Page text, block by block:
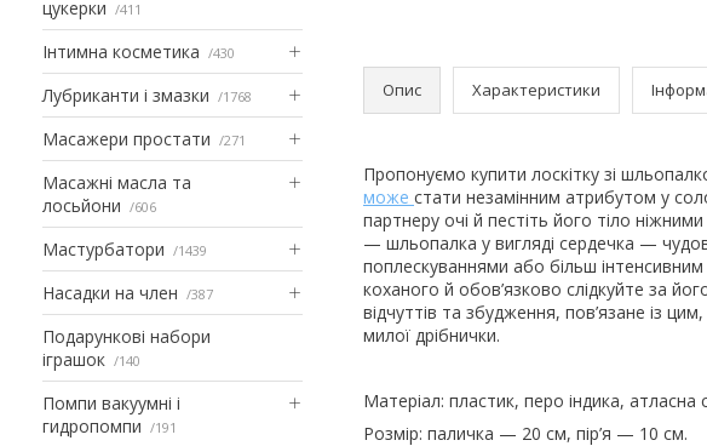
цукерки
411
Інтимна косметика 430
Лубриканти і змазки 1768
Масажери простати 271
Масажні масла та
лосьйони
606
Мастурбатори 1439
Насадки на член 387
Подарункові набори
іграшок
140
Помпи вакуумні і
гидропомпи
191
Опис Характеристики
Пропонуємо купити лоскітку зі
може стати незамінним атрибутом у
партнеру очі й пестіть його тіло
— шльопалка у вигляді сердечка —
поплескуваннями або більш
коханого й обов’язково слідкуйте за
відчуттів та збудження, пов’язане із
милої дрібнички.
Матеріал: пластик, перо індика, атласна
Розмір: паличка — 20 см, пір’я — 10 см.